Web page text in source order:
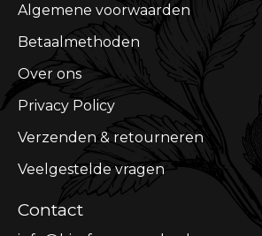
Algemene voorwaarden
Betaalmethoden
Over ons
Privacy Policy
Verzenden & retourneren
Veelgestelde vragen
Contact